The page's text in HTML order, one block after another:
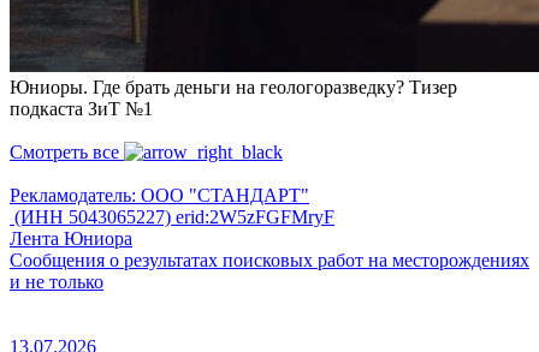
Юниоры. Где брать деньги на геологоразведку? Тизер
подкаста ЗиТ №1
Смотреть все
Рекламодатель: ООО "СТАНДАРТ"
(ИНН 5043065227) erid:2W5zFGFMryF
Лента Юниора
Сообщения о результатах поисковых работ на месторождениях
и не только
13.07.2026